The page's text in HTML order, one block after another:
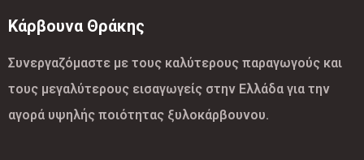
Κάρβουνα Θράκης
Συνεργαζόμαστε με τους καλύτερους παραγωγούς και
τους μεγαλύτερους εισαγωγείς στην Ελλάδα για την
αγορά υψηλής ποιότητας ξυλοκάρβουνου.